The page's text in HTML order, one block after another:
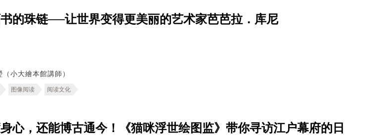
的珠链──让世界变得更美丽的艺术家芭芭拉．库尼
（小大繪本館講師）
图像阅读 阅读文化
心，还能博古通今！《猫咪浮世绘图监》带你寻访江户幕府的日